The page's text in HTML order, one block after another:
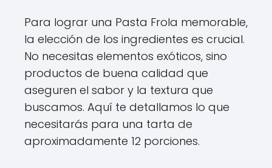
Para lograr una Pasta Frola memorable,
la elección de los ingredientes es crucial.
No necesitas elementos exóticos, sino
productos de buena calidad que
aseguren el sabor y la textura que
buscamos. Aquí te detallamos lo que
necesitarás para una tarta de
aproximadamente 12 porciones.